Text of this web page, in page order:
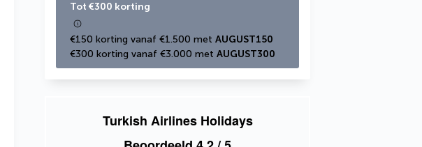
Tot €300 korting
€150 korting vanaf €1.500 met AUGUST150
€300 korting vanaf €3.000 met AUGUST300
Turkish Airlines Holidays